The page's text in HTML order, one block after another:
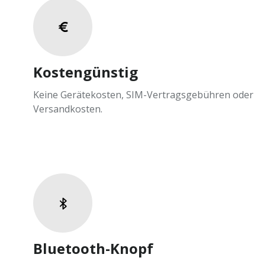
Kostengünstig
Keine Gerätekosten, SIM-Vertragsgebühren oder
Versandkosten.
Bluetooth-Knopf